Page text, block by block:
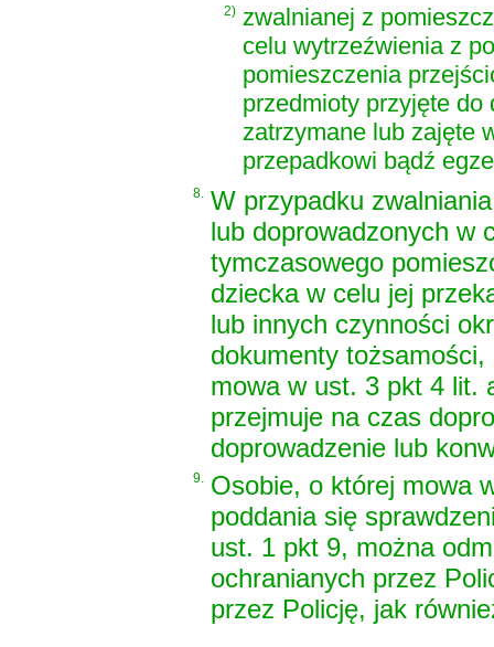
2) zwalnianej z
celu wytrzeźwienia z
pomieszczenia
przedmioty przyjęte do
zatrzymane lub zajęte
przepadkowi bądź
8. W przypadku
lub doprowadzonych w
tymczasowego
dziecka w celu jej
lub innych czynności
dokumenty
mowa w ust. 3 pkt 4 lit.
przejmuje na czas
doprowadzenie lub
9. Osobie, o której mowa
poddania się
ust. 1 pkt 9, można
ochranianych przez
przez Policję, jak